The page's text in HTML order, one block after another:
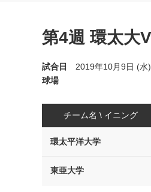
第4週 環太大
試合日
2019年10月9日 (水)
球場
チーム名 \ イニング
環太平洋大学
東亜大学